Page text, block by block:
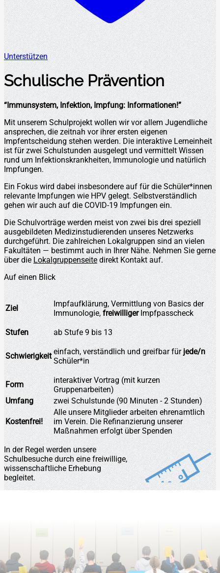
Unterstützen
Schulische Prävention
“Immunsystem, Infektion, Impfung: Informationen!”
Mit unserem Schulprojekt wollen wir vor allem Jugendliche
ansprechen, die zeitnah vor ihrer ersten eigenen
Impfentscheidung stehen werden. Die interaktive Lerneinheit
ist für zwei Schulstunden ausgelegt und vermittelt Wissen
rund um Infektionskrankheiten, Immunologie und natürlich
Impfungen.
Ein Fokus wird dabei insbesondere auf für die Schüler*innen
relevante Impfungen wie HPV gelegt. Selbstverständlich
gehen wir auch auf die COVID-19 Impfungen ein.
Die Schulvorträge werden meist von zwei bis drei speziell
ausgebildeten Medizinstudierenden unseres Netzwerks
durchgeführt. Die zahlreichen Lokalgruppen sind an vielen
Fakultäten — bestimmt auch in Ihrer Nähe. Nehmen Sie gerne
über dieLokalgruppenseitedirekt Kontakt auf.
Auf einen Blick
Ziel
Impfaufklärung, Vermittlung von Basics der
Immunologie,freiwilligerImpfpasscheck
Stufen ab Stufe 9 bis 13
Schwierigkeit einfach, verständlich und greifbar fürjede/n
Schüler*in
Form
interaktiver Vortrag (mit kurzen
Gruppenarbeiten)
Umfang
zwei Schulstunde (90 Minuten - 2 Stunden)
Kostenfrei!
Alle unsere Mitglieder arbeiten ehrenamtlich
im Verein. Die Refinanzierung unserer
Maßnahmen erfolgt über Spenden
In der Regel werden unsere
Schulbesuche durch eine freiwillige,
wissenschaftliche Erhebung
begleitet.